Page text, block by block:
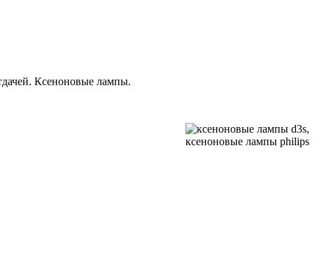
Ксеноновые лампы.